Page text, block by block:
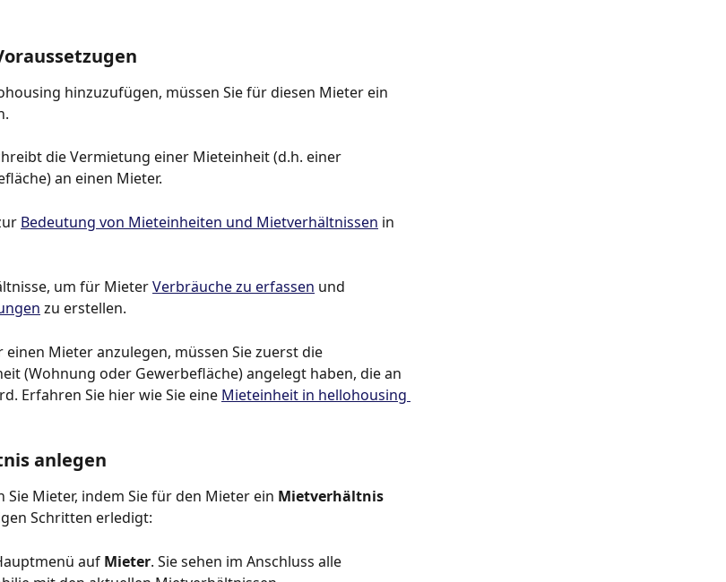
hinzuzufügen, müssen Sie für diesen Mieter ein
die Vermietung einer Mieteinheit (d.h. einer
an einen Mieter.
Bedeutung von Mieteinheiten und Mietverhältnissen in
um für Mieter Verbräuche zu erfassen und
zu erstellen.
Mieter anzulegen, müssen Sie zuerst die
(Wohnung oder Gewerbefläche) angelegt haben, die an
Erfahren Sie hier wie Sie eine Mieteinheit in hellohousing
anlegen
Mieter, indem Sie für den Mieter ein Mietverhältnis
Schritten erledigt:
auf Mieter. Sie sehen im Anschluss alle